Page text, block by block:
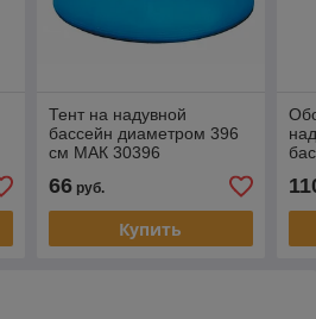
Тент на надувной
бассейн диаметром 396
см МАК 30396
66руб.
Купить